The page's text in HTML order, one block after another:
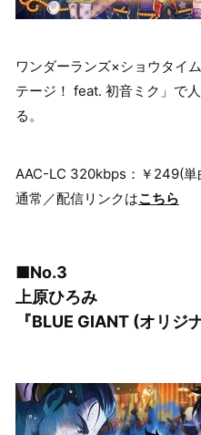
ワンダーランズ×ショウタイ
テージ！ feat. 初音ミク」で
る。
AAC-LC 320kbps：￥249(
通常／配信リンクはこちら
■No.3
上原ひろみ
『BLUE GIANT (オリジ